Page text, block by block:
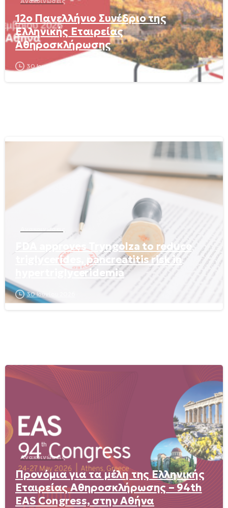
12ο Πανελλήνιο Συνέδριο της
Ελληνικής Εταιρείας
Αθηροσκλήρωσης
30 Ιουνίου 2026
FDA approves Tryngolza to reduce
triglycerides, pancreatitis risk in
hypertriglyceridemia
30 Ιουνίου 2026
Ανακοινώσεις
Προνόμια για τα μέλη της Ελληνικής
Εταιρείας Αθηροσκλήρωσης – 94th
EAS Congress, στην Αθήνα